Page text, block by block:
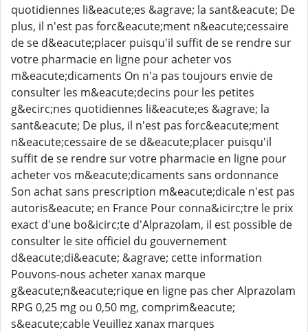
quotidiennes li&eacute;es &agrave; la sant&eacute; De
plus, il n'est pas forc&eacute;ment n&eacute;cessaire
de se d&eacute;placer puisqu'il suffit de se rendre sur
votre pharmacie en ligne pour acheter vos
m&eacute;dicaments On n'a pas toujours envie de
consulter les m&eacute;decins pour les petites
g&ecirc;nes quotidiennes li&eacute;es &agrave; la
sant&eacute; De plus, il n'est pas forc&eacute;ment
n&eacute;cessaire de se d&eacute;placer puisqu'il
suffit de se rendre sur votre pharmacie en ligne pour
acheter vos m&eacute;dicaments sans ordonnance
Son achat sans prescription m&eacute;dicale n'est pas
autoris&eacute; en France Pour conna&icirc;tre le prix
exact d'une bo&icirc;te d'Alprazolam, il est possible de
consulter le site officiel du gouvernement
d&eacute;di&eacute; &agrave; cette information
Pouvons-nous acheter xanax marque
g&eacute;n&eacute;rique en ligne pas cher Alprazolam
RPG 0,25 mg ou 0,50 mg, comprim&eacute;
s&eacute;cable Veuillez xanax marques